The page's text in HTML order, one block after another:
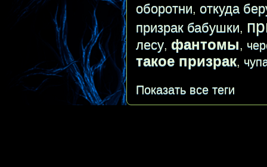
оборотни, откуда
призрак бабушки,
лесу, фантомы,
такое призрак,
Показать все теги